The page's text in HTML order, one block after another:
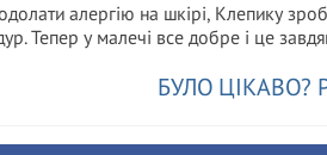
алергію на шкірі, Клепику
Тепер у малечі все добре і це
БУЛО ЦІКАВО?